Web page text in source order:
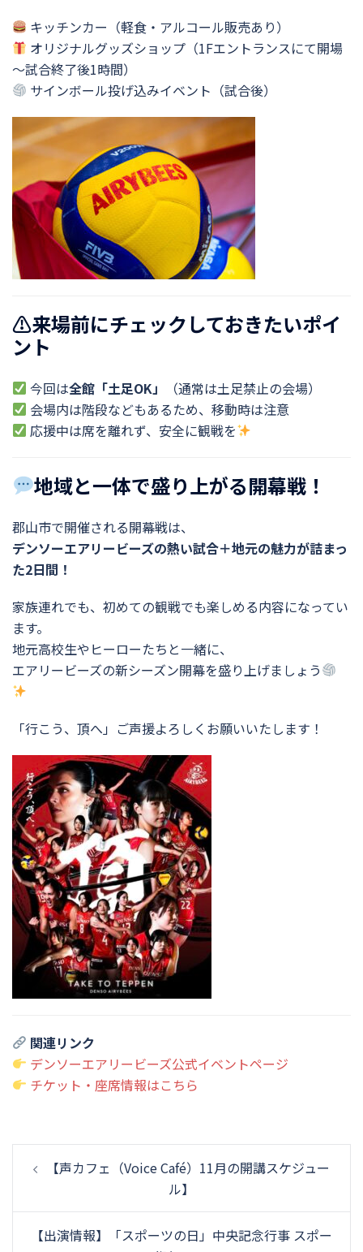
キッチンカー（軽食・アルコール販売あり）
オリジナルグッズショップ（1Fエントランスにて開場
～試合終了後1時間）
サインボール投げ込みイベント（試合後）
⚠来場前にチェックしておきたいポイ
ント
今回は全館「土足OK」
（通常は土足禁止の会場）
会場内は階段などもあるため、移動時は注意
応援中は席を離れず、安全に観戦を
地域と一体で盛り上がる開幕戦！
郡山市で開催される開幕戦は、
デンソーエアリービーズの熱い試合＋地元の魅力が詰まっ
た2日間！
家族連れでも、初めての観戦でも楽しめる内容になってい
ます。
地元高校生やヒーローたちと一緒に、
エアリービーズの新シーズン開幕を盛り上げましょう
「行こう、頂へ」ご声援よろしくお願いいたします！
関連リンク
デンソーエアリービーズ公式イベントページ
チケット・座席情報はこちら
投
【声カフェ（Voice Café）11月の開講スケジュー
ル】
【出演情報】「スポーツの日」中央記念行事 スポー